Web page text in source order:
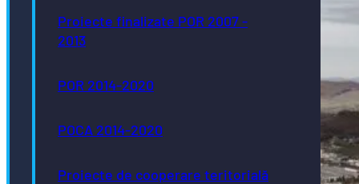
Proiecte finalizate POR 2007 -
2013
POR 2014-2020
POCA 2014-2020
Proiecte de cooperare teritorială